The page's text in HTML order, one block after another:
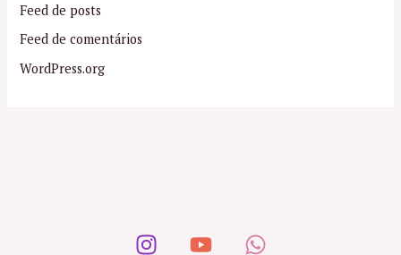
Feed de posts
Feed de comentários
WordPress.org